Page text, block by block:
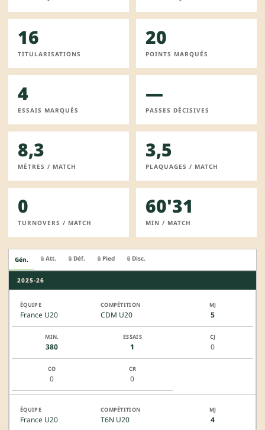
16
TITULARISATIONS
20
POINTS MARQUÉS
4
ESSAIS MARQUÉS
—
PASSES DÉCISIVES
8,3
MÈTRES / MATCH
3,5
PLAQUAGES / MATCH
0
TURNOVERS / MATCH
60'31
MIN / MATCH
Gén. 🔒 Att. 🔒 Déf. 🔒 Pied 🔒 Disc.
2025-26
France U20 CDM U20 5
380 1 0
0 0
France U20 T6N U20 4